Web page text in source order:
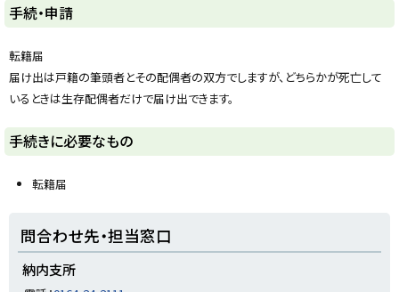
戻
る
ト
ッ
プ
に
戻
手続・申請
転籍届
届け出は戸籍の筆頭者とその配偶者の双方でしますが、どちらかが死亡して
いるときは生存配偶者だけで届け出できます。
ト
ッ
プ
手続きに必要なもの
転籍届
問合わせ先・担当窓口
納内支所